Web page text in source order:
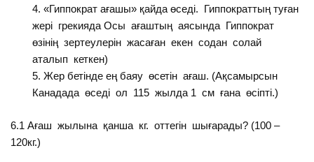
«Гиппократ ағашы» қайда өседі. Гиппократтың туған
жері грекияда Осы ағаштың аясында Гиппократ
өзінің зертеулерін жасаған екен содан солай
аталып кеткен)
Жер бетінде ең баяу өсетін ағаш. (Ақсамырсын
Канадада өседі ол 115 жылда 1 см ғана өсіпті.)
6.1 Ағаш жылына қанша кг. оттегін шығарады? (100 –
120кг.)